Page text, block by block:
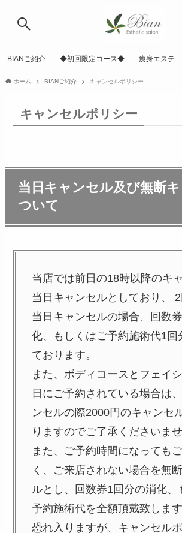
BIANご紹介 ◆初回限定コース◆ 痩身エステ
ホーム BIANご紹介 キャンセルポリシー
キャンセルポリシー
当日キャンセル及び無断
ついて
当店では前日の18時以降のキ
当日キャンセルとしており、
当日キャンセルの場合、回数
化、もしくはご予約施術代1回
ております。
また、ボディコースとフェイ
日にご予約されている場合は
ンセルの際2000円のキャンセ
りますのでご了承くださいませ
また、ご予約時間になっても
く、ご来店されない場合を無
ルとし、回数券1回分の消化、
予約施術代を全額頂戴致します
恐れ入りますが、キャンセル